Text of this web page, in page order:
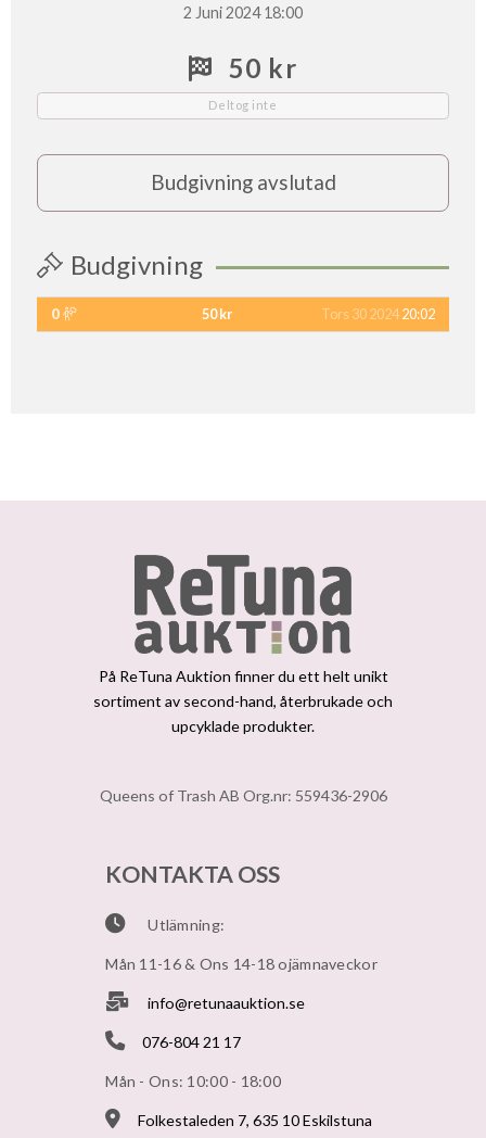
2 Juni 2024 18:00
50 kr
Deltog inte
Budgivning avslutad
Budgivning
0 50 kr Tors 30 202420:02
På ReTuna Auktion finner du ett helt unikt
sortiment av second-hand, återbrukade och
upcyklade produkter.
Queens of Trash AB Org.nr: 559436-2906
KONTAKTA OSS
Utlämning:
Mån 11-16 & Ons 14-18 ojämnaveckor
info@retunaauktion.se
076-804 21 17
Mån - Ons: 10:00 - 18:00
Folkestaleden 7, 635 10 Eskilstuna